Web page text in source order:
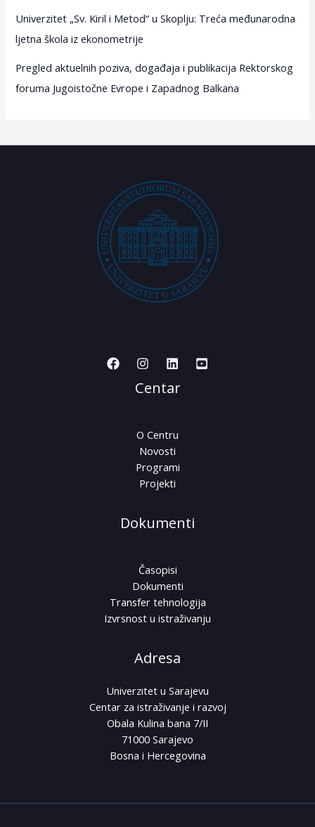
Univerzitet „Sv. Kiril i Metod“ u Skoplju: Treća međunarodna
ljetna škola iz ekonometrije
Pregled aktuelnih poziva, događaja i publikacija Rektorskog
foruma Jugoistočne Evrope i Zapadnog Balkana
Centar
O Centru
Novosti
Programi
Projekti
Dokumenti
Časopisi
Dokumenti
Transfer tehnologija
Izvrsnost u istraživanju
Adresa
Univerzitet u Sarajevu
Centar za istraživanje i razvoj
Obala Kulina bana 7/II
71000 Sarajevo
Bosna i Hercegovina